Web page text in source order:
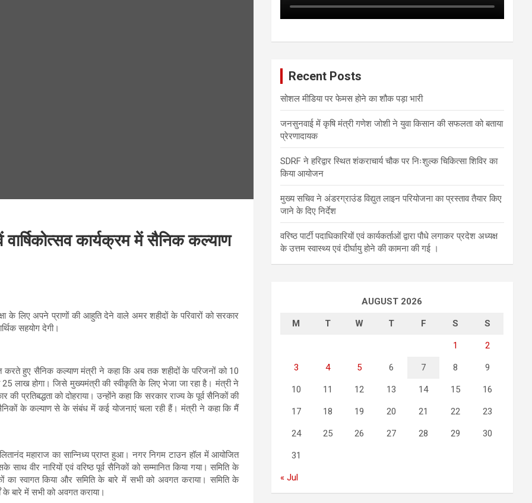
कार्यक्रम में सैनिक कल्याण
लिए अपने प्राणों की आहुति देने वाले अमर शहीदों के परिवारों को सरकार
सहयोग देगी।
करते हुए सैनिक कल्याण मंत्री ने कहा कि अब तक शहीदों के परिजनों को 10
लाख होगा। जिसे मुख्यमंत्री की स्वीकृति के लिए भेजा जा रहा है। मंत्री ने
प्रतिबद्धता को दोहराया। उन्होंने कहा कि सरकार राज्य के पूर्व सैनिकों की
के कल्याण से के संबंध में कई योजनाएं चला रही हैं। मंत्री ने कहा कि मैं
महाराज का सान्निध्य प्राप्त हुआ। नगर निगम टाउन हॉल में आयोजित
वीर नारियों एवं वरिष्ठ पूर्व सैनिकों को सम्मानित किया गया। समिति के
का स्वागत किया और समिति के बारे में सभी को अवगत कराया। समिति के
के बारे में सभी को अवगत कराया।
Recent Posts
सोशल मीडिया पर फेमस होने का शौक पड़ा भारी
जनसुनवाई में कृषि मंत्री गणेश जोशी ने युवा किसान की सफलता को बताया
प्रेरणादायक
SDRF ने हरिद्वार स्थित शंकराचार्य चौक पर निःशुल्क चिकित्सा शिविर का
किया आयोजन
मुख्य सचिव ने अंडरग्राउंड विद्युत लाइन परियोजना का प्रस्ताव तैयार किए
जाने के दिए निर्देश
वरिष्ठ पार्टी पदाधिकारियों एवं कार्यकर्ताओं द्वारा पौधे लगाकर प्रदेश अध्यक्ष
के उत्तम स्वास्थ्य एवं दीर्घायु होने की कामना की गई ।
AUGUST 2026
M T W T F S S
1 2
3 4 5 6 7 8 9
10 11 12 13 14 15 16
17 18 19 20 21 22 23
24 25 26 27 28 29 30
31
« Jul